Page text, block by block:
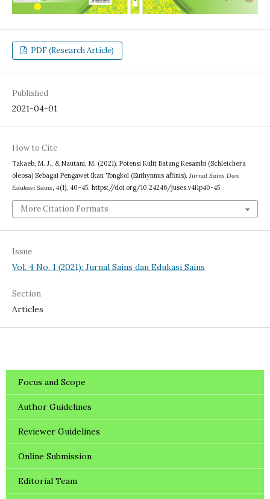
PDF (Research Article)
Published
2021-04-01
How to Cite
Takaeb, M. J., & Nautani, M. (2021). Potensi Kulit Batang Kesambi (Schleichera
oleosa) Sebagai Pengawet Ikan Tongkol (Euthynnus affinis). Jurnal Sains Dan
Edukasi Sains, 4(1), 40–45. https://doi.org/10.24246/juses.v4i1p40-45
More Citation Formats
Issue
Vol. 4 No. 1 (2021): Jurnal Sains dan Edukasi Sains
Section
Articles
Focus and Scope
Author Guidelines
Reviewer Guidelines
Online Submission
Editorial Team